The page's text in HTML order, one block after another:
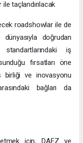
taçlandırılacak
roadshowlar ile de
doğrudan
iş
fırsatları öne
birliği ve inovasyonu
bağları da
etmek için, DAFZ ve